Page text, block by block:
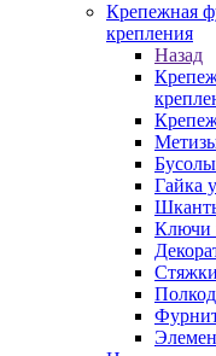
Крепежная
крепления
Назад
Гайка
Ключи